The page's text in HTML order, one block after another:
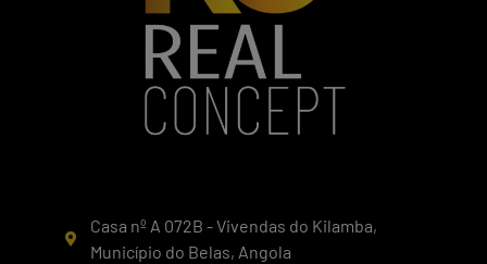
Casa nº A 072B - Vivendas do Kilamba,
Município do Belas, Angola